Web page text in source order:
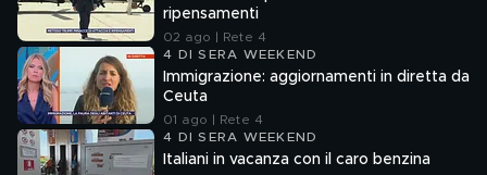
ripensamenti
02 ago | Rete 4
4 DI SERA WEEKEND
Immigrazione: aggiornamenti in diretta da
Ceuta
01 ago | Rete 4
4 DI SERA WEEKEND
Italiani in vacanza con il caro benzina